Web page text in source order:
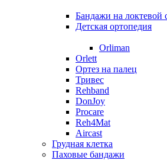
Бандажи на локтевой
Детская ортопедия
Orliman
Orlett
Ортез на палец
Тривес
Rehband
DonJoy
Procare
Reh4Mat
Aircast
Грудная клетка
Паховые бандажи